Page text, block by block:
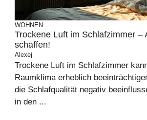
WOHNEN
Trockene Luft im Schlafzimmer –
schaffen!
Alexej
Trockene Luft im Schlafzimmer
Raumklima erheblich
die Schlafqualität negativ
in den ...